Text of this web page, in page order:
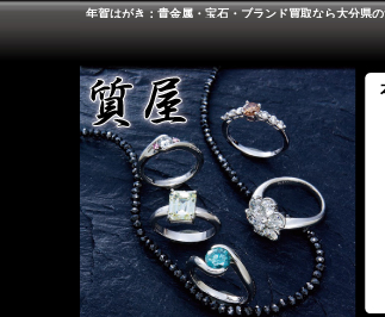
年賀はがき：貴金属・宝石・ブランド買取なら大分県